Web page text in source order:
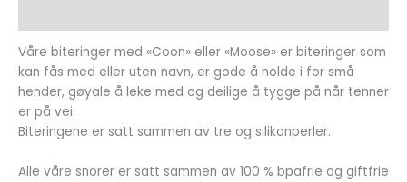
Våre biteringer med «Coon» eller «Moose» er biteringer som
kan fås med eller uten navn, er gode å holde i for små
hender, gøyale å leke med og deilige å tygge på når tenner
er på vei.
Biteringene er satt sammen av tre og silikonperler.
Alle våre snorer er satt sammen av 100 % bpafrie og giftfrie